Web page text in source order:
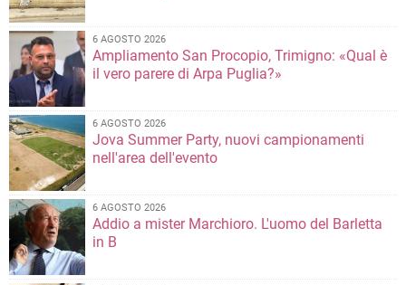
6 AGOSTO 2026
Ampliamento San Procopio, Trimigno: «Qual è
il vero parere di Arpa Puglia?»
6 AGOSTO 2026
Jova Summer Party, nuovi campionamenti
nell'area dell'evento
6 AGOSTO 2026
Addio a mister Marchioro. L'uomo del Barletta
in B